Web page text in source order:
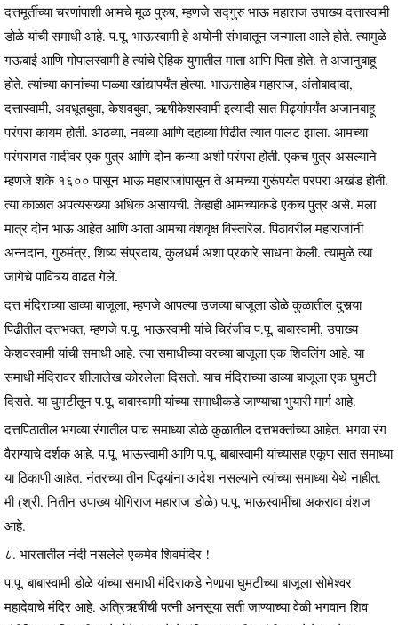
दत्तमूर्तीच्या चरणांपाशी आमचे मूळ पुरुष, म्हणजे सद्गुरु भाऊ महाराज उपाख्य दत्तास्वामी
डोळे यांची समाधी आहे. प.पू. भाऊस्वामी हे अयोनी संभवातून जन्माला आले होते. त्यामुळे
गऊबाई आणि गोपालस्वामी हे त्यांचे ऐहिक युगातील माता आणि पिता होते. ते अजानुबाहू
होते. त्यांच्या कानांच्या पाळ्या खांद्यापर्यंत होत्या. भाऊसाहेब महाराज, अंतोबादादा,
दत्तास्वामी, अवधूतबुवा, केशवबुवा, ऋषीकेशस्वामी इत्यादी सात पिढ्यांपर्यंत अजानबाहू
परंपरा कायम होती. आठव्या, नवव्या आणि दहाव्या पिढीत त्यात पालट झाला. आमच्या
परंपरागत गादीवर एक पुत्र आणि दोन कन्या अशी परंपरा होती. एकच पुत्र असल्याने
म्हणजे शके १६०० पासून भाऊ महाराजांपासून ते आमच्या गुरूंपर्यंत परंपरा अखंड होती.
त्या काळात अपत्यसंख्या अधिक असायची. तेव्हाही आमच्याकडे एकच पुत्र असे. मला
मात्र दोन भाऊ आहेत आणि आता आमचा वंशवृक्ष विस्तारेल. पिठावरील महाराजांनी
अन्नदान, गुरुमंत्र, शिष्य संप्रदाय, कुलधर्म अशा प्रकारे साधना केली. त्यामुळे त्या
जागेचे पावित्र्य वाढत गेले.
दत्त मंदिराच्या डाव्या बाजूला, म्हणजे आपल्या उजव्या बाजूला डोळे कुळातील दुसर्‍या
पिढीतील दत्तभक्त, म्हणजे प.पू. भाऊस्वामी यांचे चिरंजीव प.पू. बाबास्वामी, उपाख्य
केशवस्वामी यांची समाधी आहे. त्या समाधीच्या वरच्या बाजूला एक शिवलिंग आहे. या
समाधी मंदिरावर शीलालेख कोरलेला दिसतो. याच मंदिराच्या डाव्या बाजूला एक घुमटी
दिसते. या घुमटीतून प.पू. बाबास्वामी यांच्या समाधीकडे जाण्याचा भुयारी मार्ग आहे.
दत्तपिठातील भगव्या रंगातील पाच समाध्या डोळे कुळातील दत्तभक्तांच्या आहेत. भगवा रंग
वैराग्याचे दर्शक आहे. प.पू. भाऊस्वामी आणि प.पू. बाबास्वामी यांच्यासह एकूण सात समाध्या
या ठिकाणी आहेत. नंतरच्या तीन पिढ्यांना आदेश नसल्याने त्यांच्या समाध्या येथे नाहीत.
मी (श्री. नितीन उपाख्य योगिराज महाराज डोळे) प.पू. भाऊस्वामींचा अकरावा वंशज
आहे.
८. भारतातील नंदी नसलेले एकमेव शिवमंदिर !
प.पू. बाबास्वामी डोळे यांच्या समाधी मंदिराकडे नेणार्‍या घुमटीच्या बाजूला सोमेश्‍वर
महादेवाचे मंदिर आहे. अत्रिऋषींची पत्नी अनसूया सती जाण्याच्या वेळी भगवान शिव